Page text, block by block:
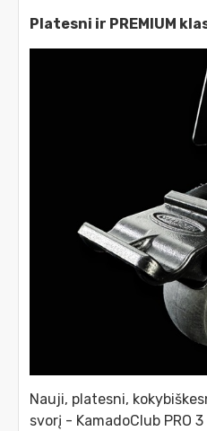
Platesni ir PREMIUM
Nauji, platesni,
svorį - KamadoClub PRO